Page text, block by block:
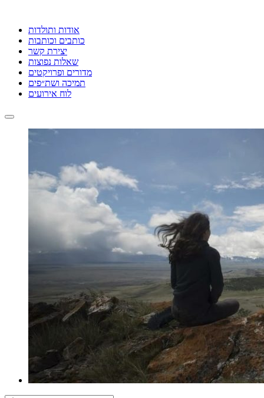
אודות ותולדות
כותבים וכותבות
יצירת קשר
שאלות נפוצות
מדורים ופרויקטים
תמיכה ושת״פים
לוח אירועים